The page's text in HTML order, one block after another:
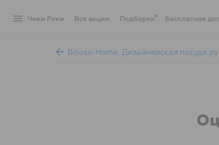
menu Чики Рики акции Подборки Бесплатная
arrow_back Bitossi Home. Дизайнерская посуда